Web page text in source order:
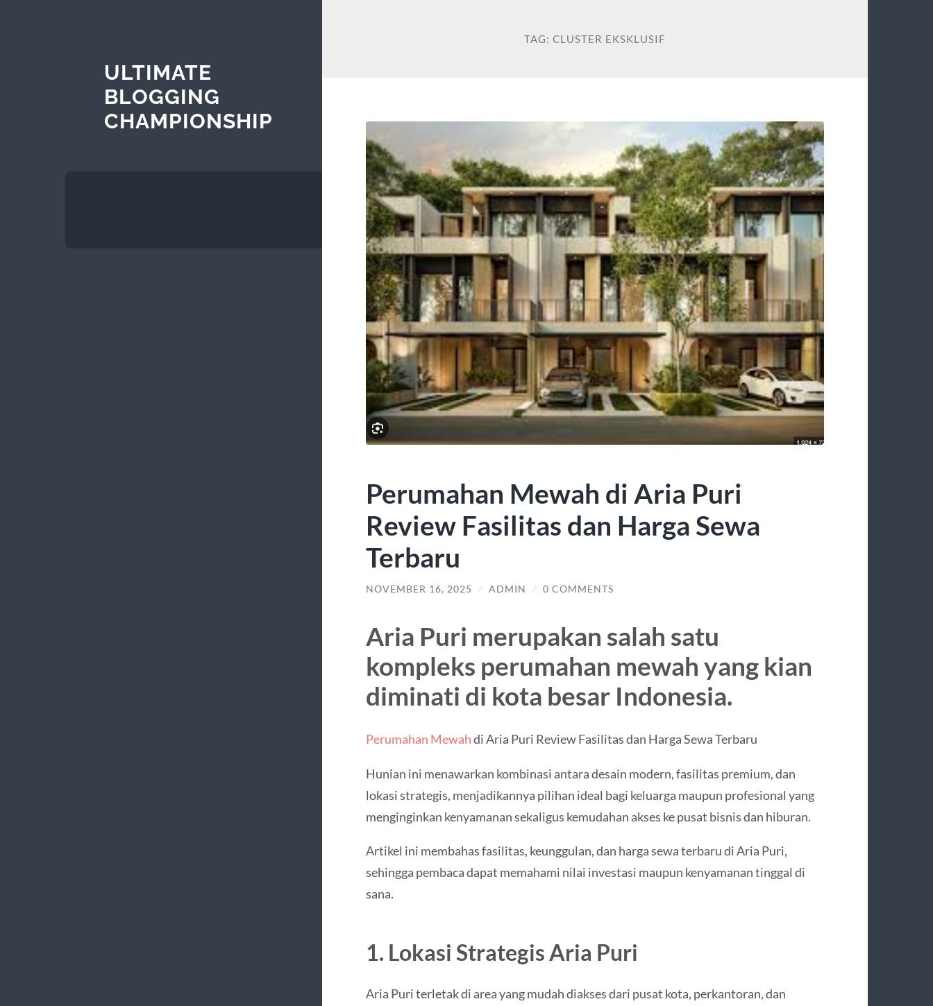
ULTIMATE
BLOGGING
CHAMPIONSHIP
TAG:CLUSTER EKSKLUSIF
Perumahan Mewah di Aria Puri
Review Fasilitas dan Harga Sewa
Terbaru
NOVEMBER 16, 2025 / ADMIN / 0 COMMENTS
Aria Puri merupakan salah satu
kompleks perumahan mewah yang kian
diminati di kota besar Indonesia.
Perumahan Mewahdi Aria Puri Review Fasilitas dan Harga Sewa Terbaru
Hunian ini menawarkan kombinasi antara desain modern, fasilitas premium, dan
lokasi strategis, menjadikannya pilihan ideal bagi keluarga maupun profesional yang
menginginkan kenyamanan sekaligus kemudahan akses ke pusat bisnis dan hiburan.
Artikel ini membahas fasilitas, keunggulan, dan harga sewa terbaru di Aria Puri,
sehingga pembaca dapat memahami nilai investasi maupun kenyamanan tinggal di
sana.
1. Lokasi Strategis Aria Puri
Aria Puri terletak di area yang mudah diakses dari pusat kota, perkantoran, dan